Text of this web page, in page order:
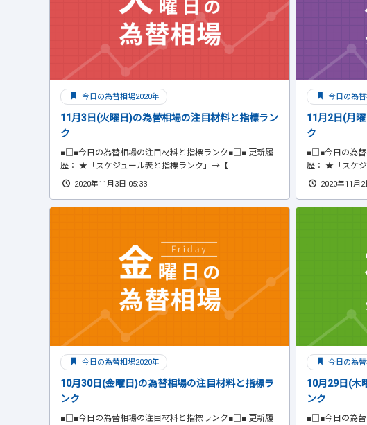
今日の為替相場2020年
11月3日(火曜日)の為替相場の注目材料と指標ラン
ク
■□■今日の為替相場の注目材料と指標ランク■□■ 更新履
歴： ★「スケジュール表と指標ランク」→【...
2020年11月3日 05:33
今日の為
11月2日(月
ク
■□■今日の為
歴： ★「スケ
2020年11月2
今日の為替相場2020年
10月30日(金曜日)の為替相場の注目材料と指標ラ
ンク
■□■今日の為替相場の注目材料と指標ランク■□■ 更新履
今日の為
10月29日(木
ンク
■□■今日の為替